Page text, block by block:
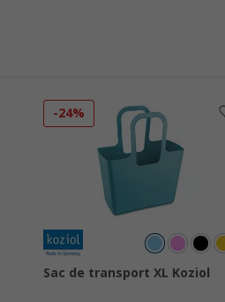
-24%
Sac de transport XL Koziol